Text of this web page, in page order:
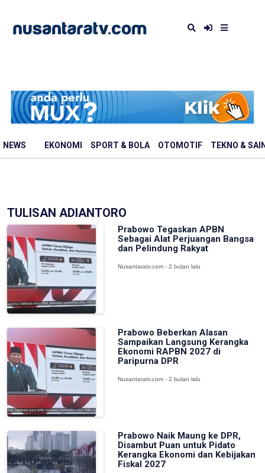
NEWS EKONOMI SPORT & BOLA OTOMOTIF TEKNO &
TULISAN ADIANTORO
Prabowo Tegaskan APBN
Sebagai Alat Perjuangan Bangsa
dan Pelindung Rakyat
Nusantaratv.com - 2 bulan lalu
Prabowo Beberkan Alasan
Sampaikan Langsung Kerangka
Ekonomi RAPBN 2027 di
Paripurna DPR
Nusantaratv.com - 2 bulan lalu
Prabowo Naik Maung ke DPR,
Disambut Puan untuk Pidato
Kerangka Ekonomi dan Kebijakan
Fiskal 2027